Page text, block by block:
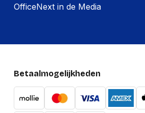
OfficeNext in de Media
Betaalmogelijkheden